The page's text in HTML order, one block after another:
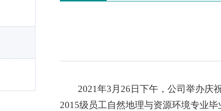
2021年3月26日下午，公司举办庆
2015级员工自然地理与资源环境专业毕